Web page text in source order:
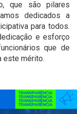
que são pilares
dedicados a
para todos.
e esforço
que de
este mérito.